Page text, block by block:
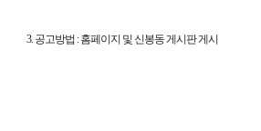
3. 공고방법 : 홈페이지 및 신봉동 게시판 게시